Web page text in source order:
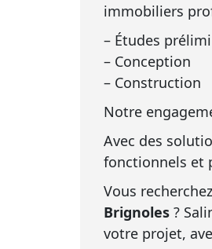
immobiliers
– Études
– Conception
– Construction
Notre
Avec des
fonctionnels et
Vous
Brignoles ?
votre projet,